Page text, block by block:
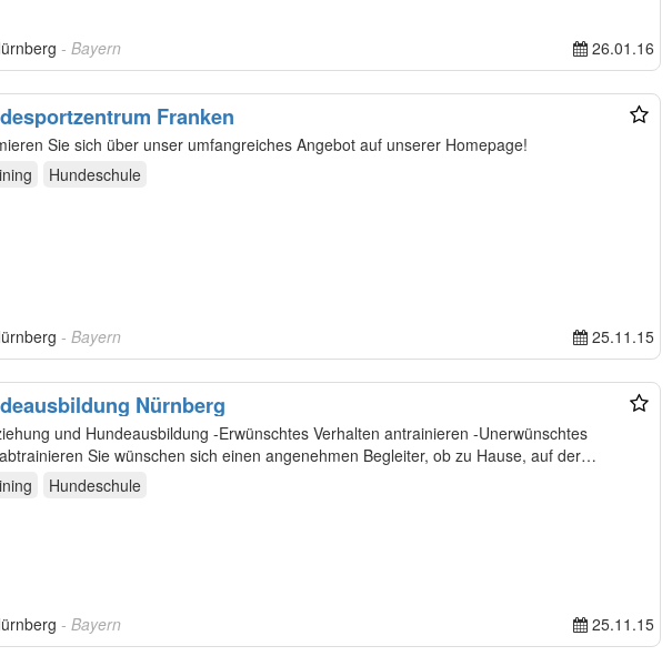
- Bayern 26.01.16
Franken
Sie sich über unser umfangreiches Angebot auf unserer Homepage!
Hundeschule
- Bayern 25.11.15
Nürnberg
-Erwünschtes Verhalten antrainieren -Unerwünschtes
Verhalten abtrainieren Sie wünschen sich einen angenehmen Begleiter, ob zu Hause, auf der…
Hundeschule
- Bayern 25.11.15